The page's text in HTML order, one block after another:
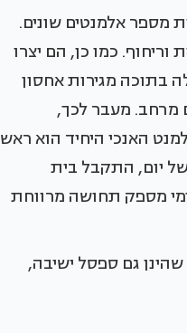
מספר אלמנטים שונים.
כמו כן, הם יצרו
בתוכה מגירות אחסון
הבית מספקים מרחב. מעבר לכך,
האנכי היחיד הוא ראש
יום, התקבל בית
מספק תחושה מרווחת
גם ספסל ישיבה,